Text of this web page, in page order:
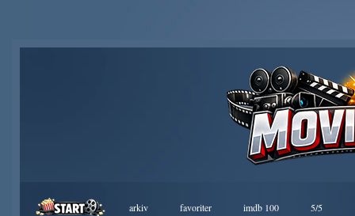
arkiv favoriter imdb 100 5/5